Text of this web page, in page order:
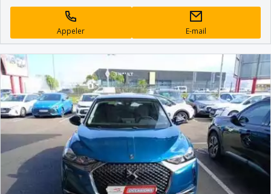
Appeler E-mail